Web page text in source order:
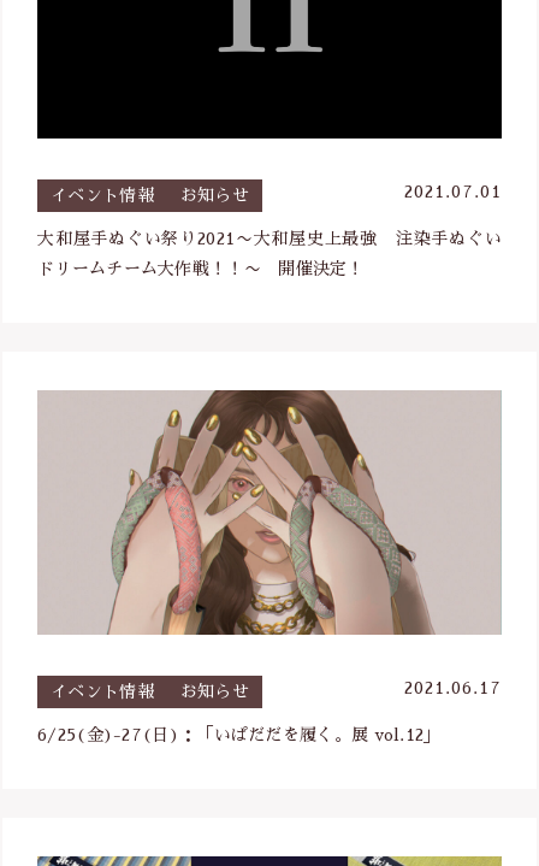
イベント情報 お知らせ 2021.07.01
大和屋手ぬぐい祭り2021〜大和屋史上最強 注染手ぬぐい
ドリームチーム大作戦！！〜 開催決定！
イベント情報 お知らせ 2021.06.17
6/25(金)-27(日)：「いぱだだを履く。展 vol.12」